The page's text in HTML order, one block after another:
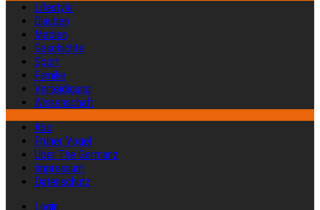
Lifestyle
Glauben
Medien
Geschichte
Sport
Familie
Verteidigung
Wissenschaft
Abo
Früher Vogel
Über The Germanz
Impressum
Datenschutz
Login